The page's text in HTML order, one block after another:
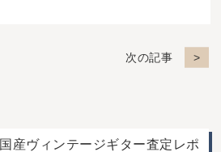
次の記事
国産ヴィンテージギター査定レポ